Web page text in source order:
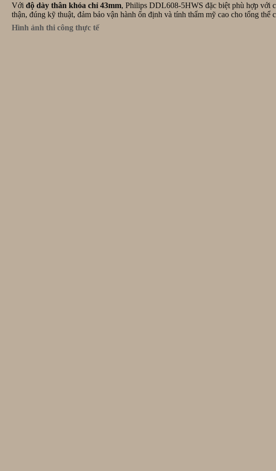
Với độ dày thân khóa chỉ 43mm, Philips DDL608-5HWS đặc biệt phù hợp với
thận, đúng kỹ thuật, đảm bảo vận hành ổn định và tính thẩm mỹ cao cho tổng
Hình ảnh thi công thực tế